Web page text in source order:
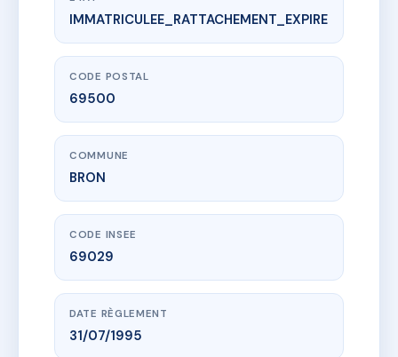
www.vme.plus/AB8307944
LE RELAIS LUMIERE
26 av du 8 mai 1945
IMMATRICULEE_RATTACHEMENT_EXPIRE
CODE POSTAL
69500
COMMUNE
BRON
CODE INSEE
69029
DATE RÈGLEMENT
31/07/1995